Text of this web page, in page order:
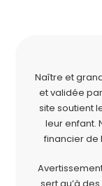
Naître et
et validée
site soutient
leur enfant.
financier de
sert qu’à